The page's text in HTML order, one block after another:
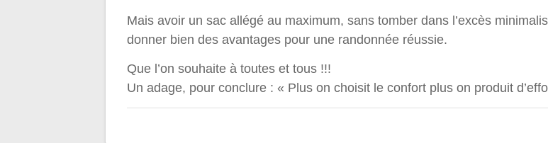
Mais avoir un sac allégé au maximum, sans tomber dans l’excès
donner bien des avantages pour une randonnée réussie.
Que l’on souhaite à toutes et tous !!!
Un adage, pour conclure : « Plus on choisit le confort plus on produit